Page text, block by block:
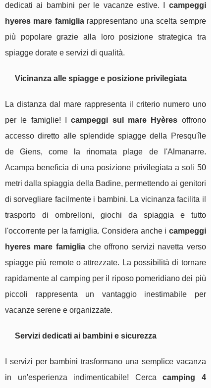
dedicati ai bambini per le vacanze estive. I campeggi
hyeres mare famigliarappresentano una scelta sempre
più popolare grazie alla loro posizione strategica tra
spiagge dorate e servizi di qualità.
Vicinanza alle spiagge e posizione privilegiata
La distanza dal mare rappresenta il criterio numero uno
per le famiglie! Icampeggi sul mare Hyères offrono
accesso diretto alle splendide spiagge della Presqu'île
de Giens, come la rinomata plage de l'Almanarre.
Acampa beneficia di una posizione privilegiata a soli 50
metri dalla spiaggia della Badine, permettendo ai genitori
di sorvegliare facilmente i bambini. La vicinanza facilita il
trasporto di ombrelloni, giochi da spiaggia e tutto
l'occorrente per la famiglia. Considera anche i campeggi
hyeres mare famigliache offrono servizi navetta verso
spiagge più remote o attrezzate. La possibilità di tornare
rapidamente al camping per il riposo pomeridiano dei più
piccoli rappresenta un vantaggio inestimabile per
vacanze serene e organizzate.
Servizi dedicati ai bambini e sicurezza
I servizi per bambini trasformano una semplice vacanza
in un'esperienza indimenticabile! Cercacamping 4